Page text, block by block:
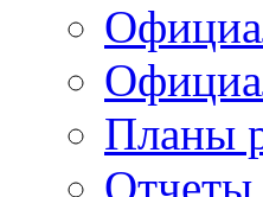
Планы